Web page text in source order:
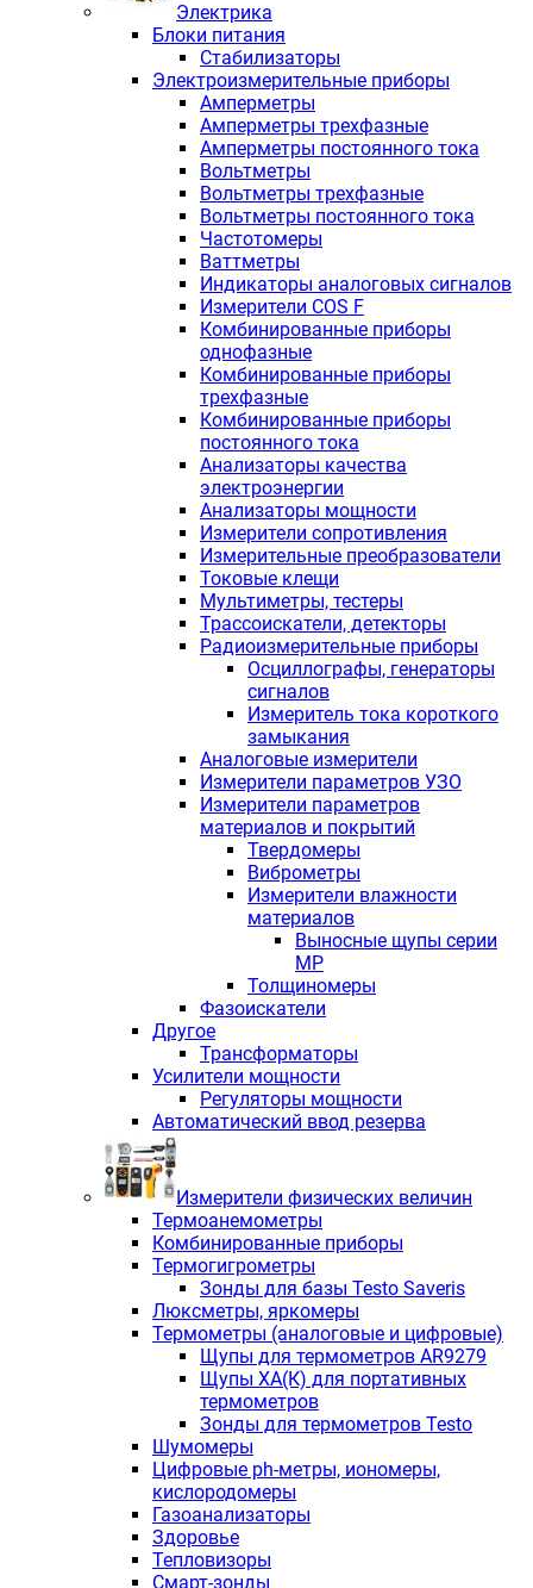
Электрика
Блоки питания
Стабилизаторы
Электроизмерительные приборы
Амперметры
Амперметры трехфазные
Амперметры постоянного тока
Вольтметры
Вольтметры трехфазные
Вольтметры постоянного тока
Частотомеры
Ваттметры
Индикаторы аналоговых сигналов
Измерители COS F
Комбинированные приборы
однофазные
Комбинированные приборы
трехфазные
Комбинированные приборы
постоянного тока
Анализаторы качества
электроэнергии
Анализаторы мощности
Измерители сопротивления
Измерительные преобразователи
Токовые клещи
Мультиметры, тестеры
Трассоискатели, детекторы
Радиоизмерительные приборы
Осциллографы, генераторы
сигналов
Измеритель тока короткого
замыкания
Аналоговые измерители
Измерители параметров УЗО
Измерители параметров
материалов и покрытий
Твердомеры
Виброметры
Измерители влажности
материалов
Выносные щупы серии
МР
Толщиномеры
Фазоискатели
Другое
Трансформаторы
Усилители мощности
Регуляторы мощности
Автоматический ввод резерва
Измерители физических величин
Термоанемометры
Комбинированные приборы
Термогигрометры
Зонды для базы Testo Saveris
Люксметры, яркомеры
Термометры (аналоговые и цифровые)
Щупы для термометров AR9279
Щупы ХА(К) для портативных
термометров
Зонды для термометров Testo
Шумомеры
Цифровые ph-метры, иономеры,
кислородомеры
Газоанализаторы
Здоровье
Тепловизоры
Смарт-зонды